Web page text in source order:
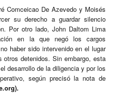
Comceicao De Azevedo y Moisés
su derecho a guardar silencio
Por otro lado, John Daltom Lima
en la que negó los cargos
haber sido intervenido en el lugar
otros detenidos. Sin embargo, esta
desarrollo de la diligencia y por los
según precisó la nota de